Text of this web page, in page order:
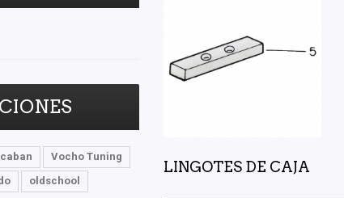
Vocho Tuning
oldschool
LINGOTES DE CAJA